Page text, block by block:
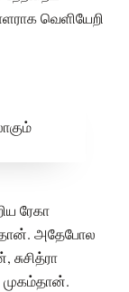
வெளியேறி
ரேகா
அதேபோல
முகம்தான்.